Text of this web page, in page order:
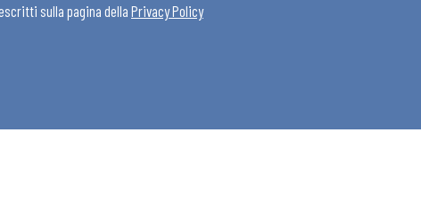
sulla pagina della Privacy Policy